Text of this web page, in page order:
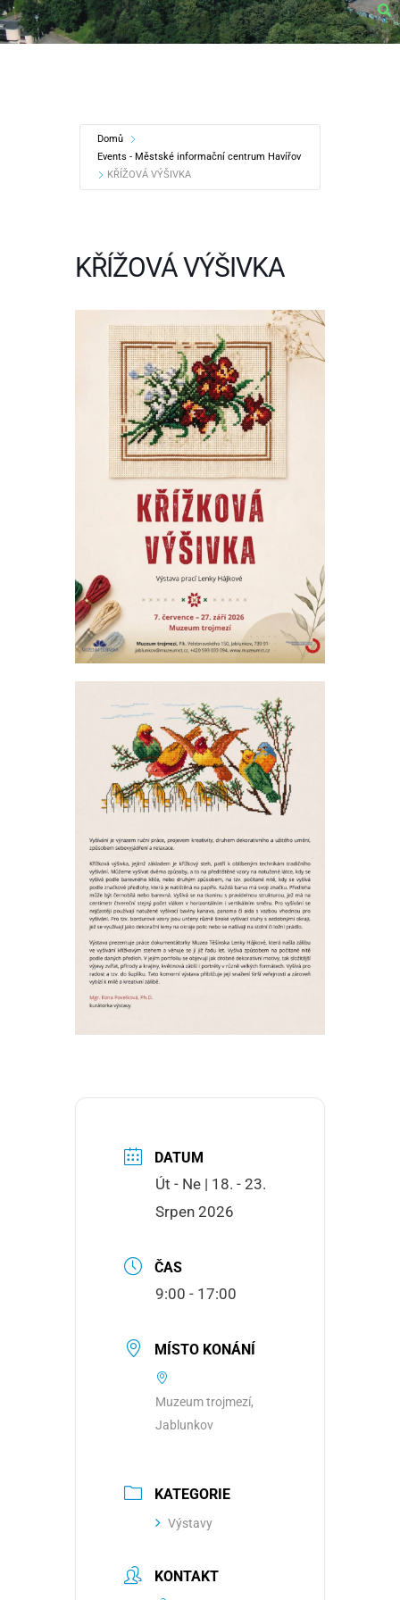
Domů
Events - Městské informační centrum Havířov
KŘÍŽOVÁ VÝŠIVKA
KŘÍŽOVÁ VÝŠIVKA
DATUM
Út - Ne | 18. - 23.
Srpen 2026
ČAS
9:00 - 17:00
MÍSTO KONÁNÍ
Muzeum trojmezí,
Jablunkov
KATEGORIE
Výstavy
KONTAKT